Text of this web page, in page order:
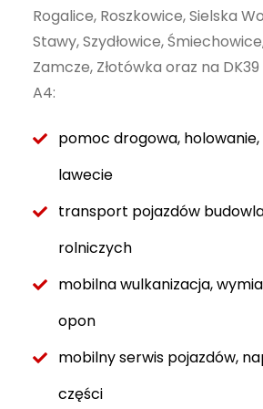
Rogalice, Roszkowice, Sielska
Stawy, Szydłowice,
Zamcze, Złotówka oraz na
A4:
pomoc drogowa,
lawecie
transport pojazdów
rolniczych
mobilna wulkanizacja,
opon
mobilny serwis pojazdów,
części